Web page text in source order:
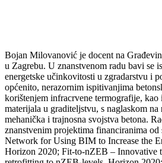
Bojan Milovanović je docent na
u Zagrebu. U znanstvenom radu bavi se
energetske učinkovitosti u zgradarstvu i
općenito, nerazornim ispitivanjima
korištenjem infracrvene termografije,
materijala u graditeljstvu, s naglaskom
mehanička i trajnosna svojstva betona.
znanstvenim projektima financiranima
Network for Using BIM to Increase the
Horizon 2020; Fit-to-nZEB – Innovative